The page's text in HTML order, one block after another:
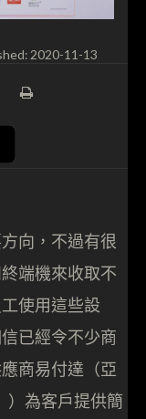
2020-11-13
向，不過有很
端機來收取不
使用這些設
已經令不少商
商易付達（亞
）為客戶提供簡